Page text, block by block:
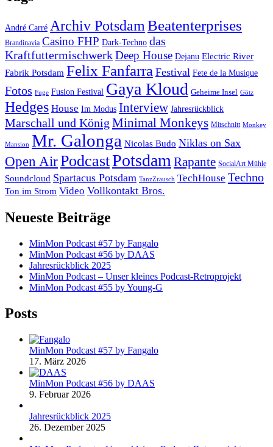
André Carré Archiv PotsdamBeatenterprises
Brandinavia Casino FHP Dark-Techno das
KraftfuttermischwerkDeep House Dejanu Electric River
Fabrik Potsdam Felix Fanfarra Festival Fete de la Musique
Fotos Fuge Fusion Festival Gaya Kloud Geheime Insel Götz
Hedges House Im Modus Interview Jahresrückblick
Marschall und König Minimal Monkeys Mitschnitt Monkey
Mansion Mr. Galonga Nicolas Budo Niklas on Sax
Open AirPodcastPotsdamRapante SocialArt Mühle
Soundcloud Spartacus Potsdam TanzZrausch TechHouse Techno
Ton im Strom Video Vollkontakt Bros.
Neueste Beiträge
MinMon Podcast #57 by Fangalo
MinMon Podcast #56 by DAAS
Jahresrückblick 2025
MinMon Podcast – Unser kleines Podcast-Retroprojekt
MinMon Podcast #55 by Young-G
Posts
MinMon Podcast #57 by Fangalo
17. März 2026
MinMon Podcast #56 by DAAS
9. Februar 2026
Jahresrückblick 2025
26. Dezember 2025